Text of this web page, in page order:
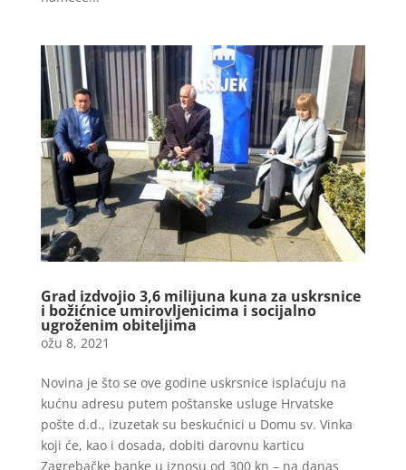
Grad izdvojio 3,6 milijuna kuna za uskrsnice
i božićnice umirovljenicima i socijalno
ugroženim obiteljima
ožu 8, 2021
Novina je što se ove godine uskrsnice isplaćuju na
kućnu adresu putem poštanske usluge Hrvatske
pošte d.d., izuzetak su beskućnici u Domu sv. Vinka
koji će, kao i dosada, dobiti darovnu karticu
Zagrebačke banke u iznosu od 300 kn – na danas